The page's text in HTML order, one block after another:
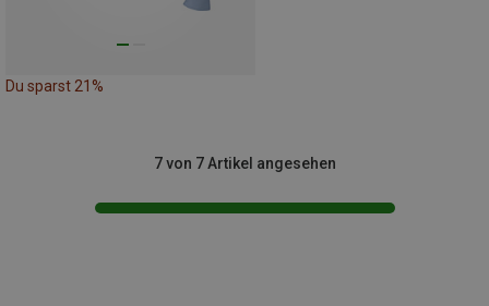
Du sparst 21%
7 von 7 Artikel angesehen